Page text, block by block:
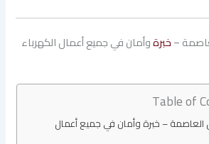
–خبرةوأمان في جميع أعمال الكهرباء
Table of
العاصمة – خبرة وأمان في جميع أعمال